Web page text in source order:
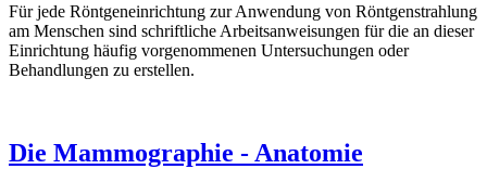
Für jede Röntgeneinrichtung zur Anwendung von Röntgenstrahlung
am Menschen sind schriftliche Arbeitsanweisungen für die an dieser
Einrichtung häufig vorgenommenen Untersuchungen oder
Behandlungen zu erstellen.
Die Mammographie - Anatomie